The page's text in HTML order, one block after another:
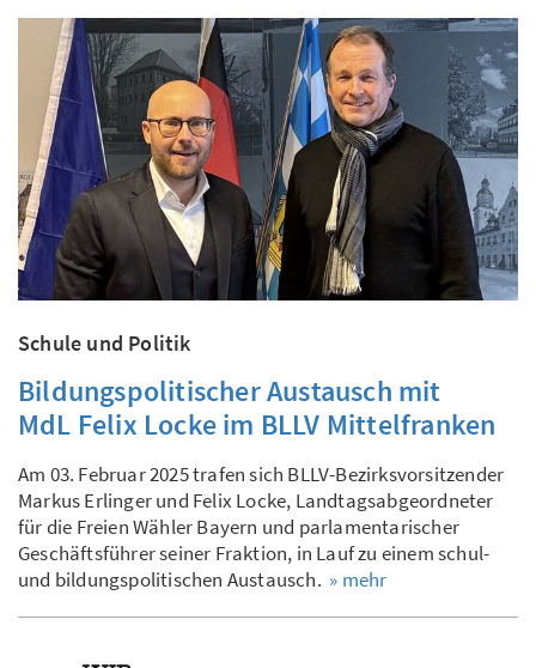
Schule und Politik
Bildungspolitischer Austausch mit
MdL Felix Locke im BLLV Mittelfranken
Am 03. Februar 2025 trafen sich BLLV-Bezirksvorsitzender
Markus Erlinger und Felix Locke, Landtagsabgeordneter
für die Freien Wähler Bayern und parlamentarischer
Geschäftsführer seiner Fraktion, in Lauf zu einem schul-
und bildungspolitischen Austausch. » mehr